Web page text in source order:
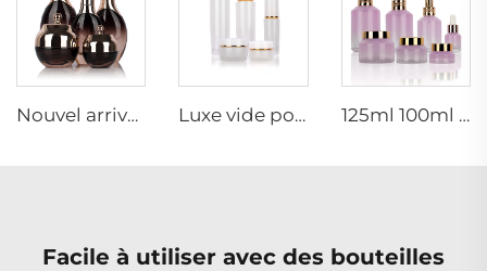
Nouvel arrivage, bouteille d'huile essentielle ovale en verre givré, emballage de sérum pour le visage en huile, bouteille pulvérisatrice, pot à crème, ensemble en verre Luxe vide pot de crème pour soins de la peau ensemble d'emballage 120ml 100ml 40ml bouteille pulvérisatrice cosmétique en verre 125ml 100ml 60ml 15ml 100g 50g 30g kit de soins de la peau en verre pompe cosmétique pulvérisateur sérum tonique flacon
Facile à utiliser avec des bouteilles